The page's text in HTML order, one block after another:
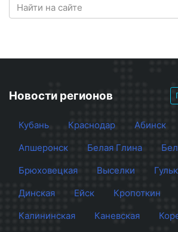
Новости регионов
Кубань Краснодар Абинск
Апшеронск
Белая Глина
Брюховецкая
Выселки
Динская
Ейск Кропоткин
Калининская
Каневская